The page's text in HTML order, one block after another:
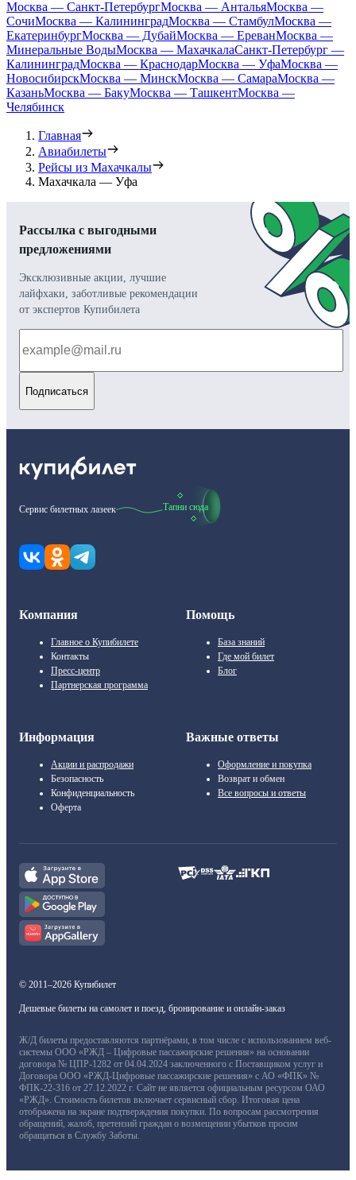
Москва — Санкт-ПетербургМосква — АнтальяМосква —
СочиМосква — КалининградМосква — СтамбулМосква —
ЕкатеринбургМосква — ДубайМосква — ЕреванМосква —
Минеральные ВодыМосква — МахачкалаСанкт-Петербург —
КалининградМосква — КраснодарМосква — УфаМосква —
НовосибирскМосква — МинскМосква — СамараМосква —
КазаньМосква — БакуМосква — ТашкентМосква —
Челябинск
Главная
Авиабилеты
Рейсы из Махачкалы
Махачкала — Уфа
Рассылка с выгодными
предложениями
Эксклюзивные акции, лучшие
лайфхаки, заботливые рекомендации
от экспертов Купибилета
Подписаться
Сервис билетных лазеек Тапни сюда
Компания
Главное о Купибилете
Контакты
Пресс-центр
Партнерская программа
Помощь
База знаний
Где мой билет
Блог
Информация
Акции и распродажи
Безопасность
Конфиденциальность
Оферта
Важные ответы
Оформление и покупка
Возврат и обмен
Все вопросы и ответы
© 2011–2026 Купибилет
Дешевые билеты на самолет и поезд, бронирование и онлайн-заказ
Ж/Д билеты предоставляются партнёрами, в том числе с использованием веб-
системы ООО «РЖД – Цифровые пассажирские решения» на основании
договора № ЦПР-1282 от 04.04.2024 заключенного с Поставщиком услуг и
Договора ООО «РЖД-Цифровые пассажирские решения» с АО «ФПК» №
ФПК-22-316 от 27.12.2022 г. Сайт не является официальным ресурсом ОАО
«РЖД». Стоимость билетов включает сервисный сбор. Итоговая цена
отображена на экране подтверждения покупки. По вопросам рассмотрения
обращений, жалоб, претензий граждан о возмещении убытков просим
обращаться в Службу Заботы.